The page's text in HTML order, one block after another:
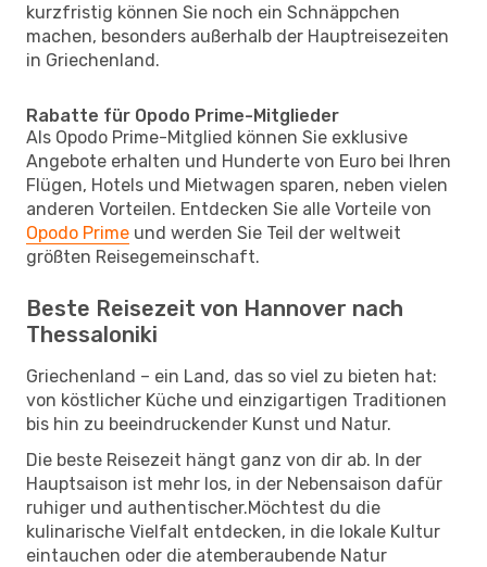
kurzfristig können Sie noch ein Schnäppchen
machen, besonders außerhalb der Hauptreisezeiten
in Griechenland.
Rabatte für Opodo Prime-Mitglieder
Als Opodo Prime-Mitglied können Sie exklusive
Angebote erhalten und Hunderte von Euro bei Ihren
Flügen, Hotels und Mietwagen sparen, neben vielen
anderen Vorteilen. Entdecken Sie alle Vorteile von
Opodo Prime und werden Sie Teil der weltweit
größten Reisegemeinschaft.
Beste Reisezeit von Hannover nach
Thessaloniki
Griechenland – ein Land, das so viel zu bieten hat:
von köstlicher Küche und einzigartigen Traditionen
bis hin zu beeindruckender Kunst und Natur.
Die beste Reisezeit hängt ganz von dir ab. In der
Hauptsaison ist mehr los, in der Nebensaison dafür
ruhiger und authentischer.Möchtest du die
kulinarische Vielfalt entdecken, in die lokale Kultur
eintauchen oder die atemberaubende Natur